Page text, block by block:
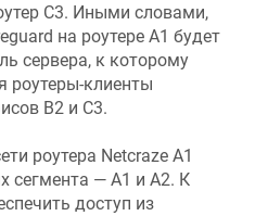
C3. Иными словами,
на роутере А1 будет
сервера, к которому
роутеры-клиенты
B2 и C3.
роутера Netcraze А1
сегмента — A1 и A2. К
доступ из